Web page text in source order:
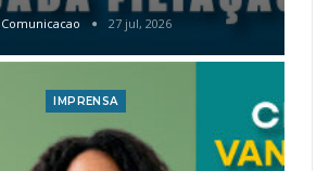
Comunicacao 27 jul, 2026
IMPRENSA